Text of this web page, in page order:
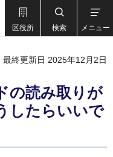
区役所 検索 メニュー
最終更新日 2025年12月2日
の読み取りが
したらいいで